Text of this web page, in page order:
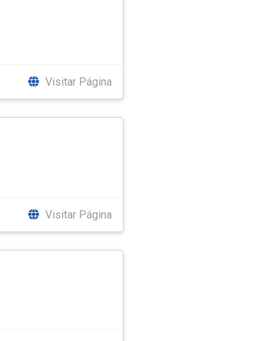
Visitar Página
Visitar Página